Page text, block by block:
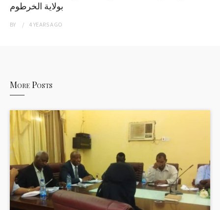
بولاية الخرطوم
BY 4 YEARSAGO
More Posts